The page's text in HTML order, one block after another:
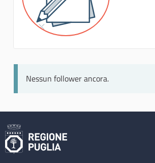
Nessun follower ancora.